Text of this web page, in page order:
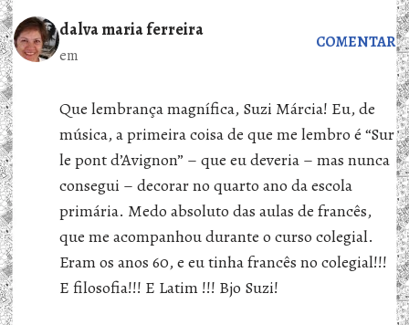
dalva maria ferreira
em
COMENTAR
Que lembrança magnífica, Suzi Márcia! Eu, de
música, a primeira coisa de que me lembro é “Sur
le pont d’Avignon” – que eu deveria – mas nunca
consegui – decorar no quarto ano da escola
primária. Medo absoluto das aulas de francês,
que me acompanhou durante o curso colegial.
Eram os anos 60, e eu tinha francês no colegial!!!
E filosofia!!! E Latim !!! Bjo Suzi!